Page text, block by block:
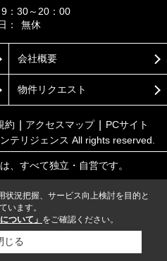
9：30～20：00
：
無休
会社概要
物件リクエスト
約 アクセスマップ
PCサイト
テリジェンス All rights reserved.
、すべて独立・自営です。
状況把握、サービス向上検討を目的と
います。
ついて」 をご確認ください。
じる